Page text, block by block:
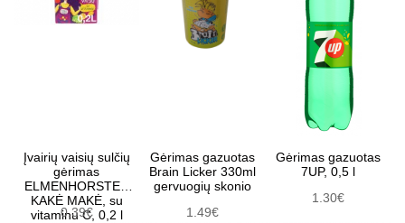
Įvairių vaisių sulčių
gėrimas
ELMENHORSTER
KAKĖ MAKĖ, su
vitaminu C, 0,2 l
0.39€
Gėrimas gazuotas
Brain Licker 330ml
gervuogių skonio
1.49€
Gėrimas gazuotas
7UP, 0,5 l
1.30€